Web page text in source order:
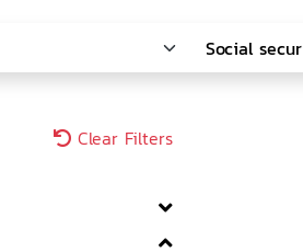
Clear Filters